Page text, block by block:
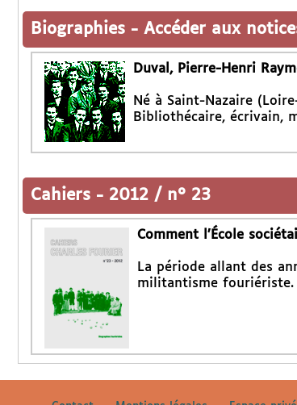
Biographies - Accéder aux
Duval, Pierre-Henri
Né à Saint-Nazaire
Bibliothécaire, écrivain,
Cahiers - 2012 / n° 23
Comment l’École
La période allant des
militantisme fouriériste.